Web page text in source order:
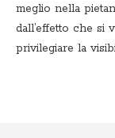
meglio nella
dall’effetto che si
privilegiare la